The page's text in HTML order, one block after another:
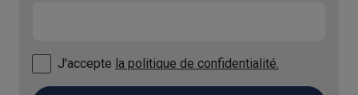
J'accepte la politique de confidentialité.